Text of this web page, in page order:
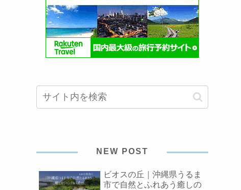
NEW POST
ビオスの丘｜沖縄県うるま
市で自然とふれあう癒しの